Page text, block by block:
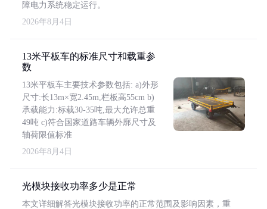
障电力系统稳定运行。
2026年8月4日
13米平板车的标准尺寸和载重参
数
13米平板车主要技术参数包括: a)外形
尺寸:长13m×宽2.45m,栏板高55cm b)
承载能力:标载30-35吨,最大允许总重
49吨 c)符合国家道路车辆外廓尺寸及
轴荷限值标准
2026年8月4日
光模块接收功率多少是正常
本文详细解答光模块接收功率的正常范围及影响因素，重